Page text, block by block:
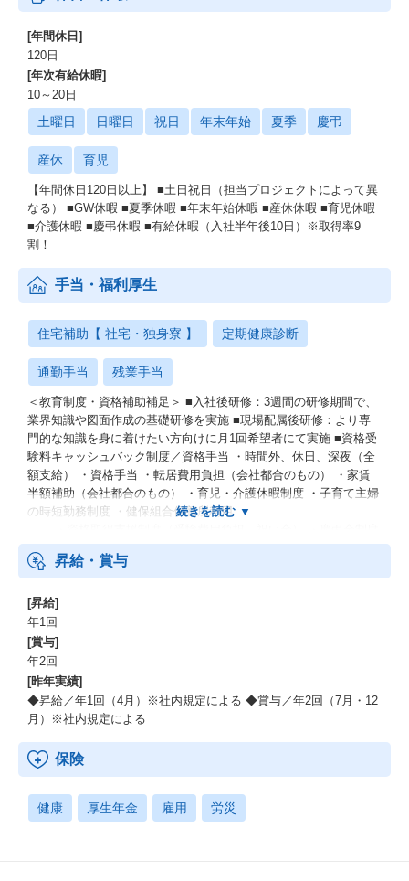
[年間休日]
120日
[年次有給休暇]
10～20日
土曜日 日曜日 祝日 年末年始 夏季 慶弔
産休 育児
【年間休日120日以上】 ■土日祝日（担当プロジェクトによって異
なる） ■GW休暇 ■夏季休暇 ■年末年始休暇 ■産休休暇 ■育児休暇
■介護休暇 ■慶弔休暇 ■有給休暇（入社半年後10日）※取得率9
割！
手当・福利厚生
住宅補助【 社宅・独身寮 】 定期健康診断
通勤手当 残業手当
＜教育制度・資格補助補足＞ ■入社後研修：3週間の研修期間で、
業界知識や図面作成の基礎研修を実施 ■現場配属後研修：より専
門的な知識を身に着けたい方向けに月1回希望者にて実施 ■資格受
験料キャッシュバック制度／資格手当 ・時間外、休日、深夜（全
額支給） ・資格手当 ・転居費用負担（会社都合のもの） ・家賃
半額補助（会社都合のもの） ・育児・介護休暇制度 ・子育て主婦
の時短勤務制度 ・健保組合保養所利用
昇給・賞与
[昇給]
年1回
[賞与]
年2回
[昨年実績]
◆昇給／年1回（4月）※社内規定による ◆賞与／年2回（7月・12
月）※社内規定による
保険
健康 厚生年金 雇用 労災